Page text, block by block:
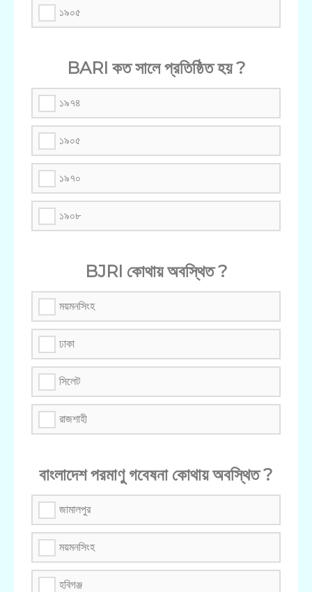
১৯০৫
BARI কত সালে প্রতিষ্ঠিত হয় ?
১৯৭৪
১৯০৫
১৯৭০
১৯০৮
BJRI কোথায় অবস্থিত ?
ময়মনসিংহ
ঢাকা
সিলেট
রাজশাহী
বাংলাদেশ পরমাণু গবেষনা কোথায় অবস্থিত ?
জামালপুর
ময়মনসিংহ
হবিগঞ্জ